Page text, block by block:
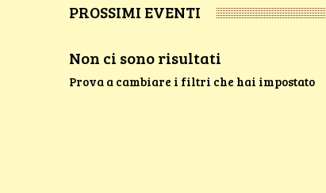
PROSSIMI EVENTI
Non ci sono risultati
Prova a cambiare i filtri che hai impostato